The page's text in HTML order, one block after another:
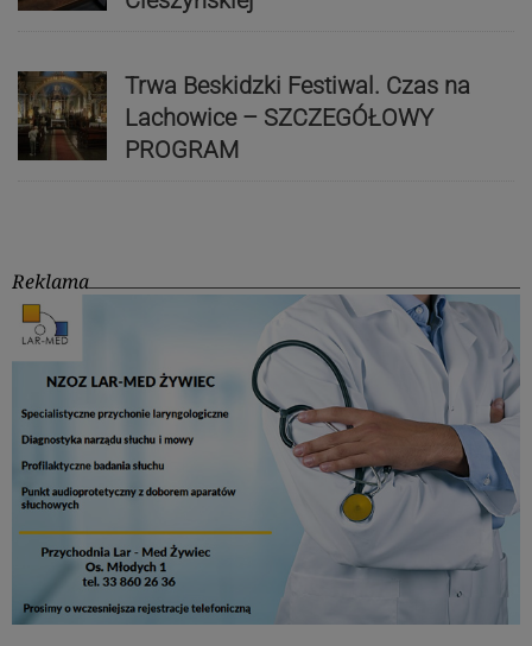
Trwa Beskidzki Festiwal. Czas na
Lachowice – SZCZEGÓŁOWY
PROGRAM
Reklama